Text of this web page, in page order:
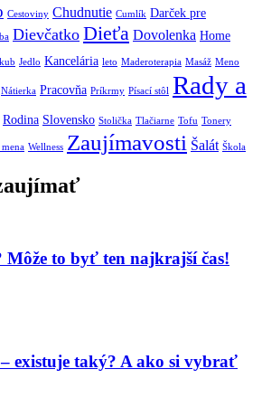
Cestoviny Chudnutie Cumlík Darček pre
Dievčatko Dieťa Dovolenka Home
Jedlo Kancelária leto Maderoterapia Masáž Meno
Nátierka Pracovňa Príkrmy Písací stôl Rady a
Rodina Slovensko Stolička Tlačiarne Tofu Tonery
Wellness Zaujímavosti Šalát Škola
Môže to byť ten najkrajší čas!
existuje taký? A ako si vybrať